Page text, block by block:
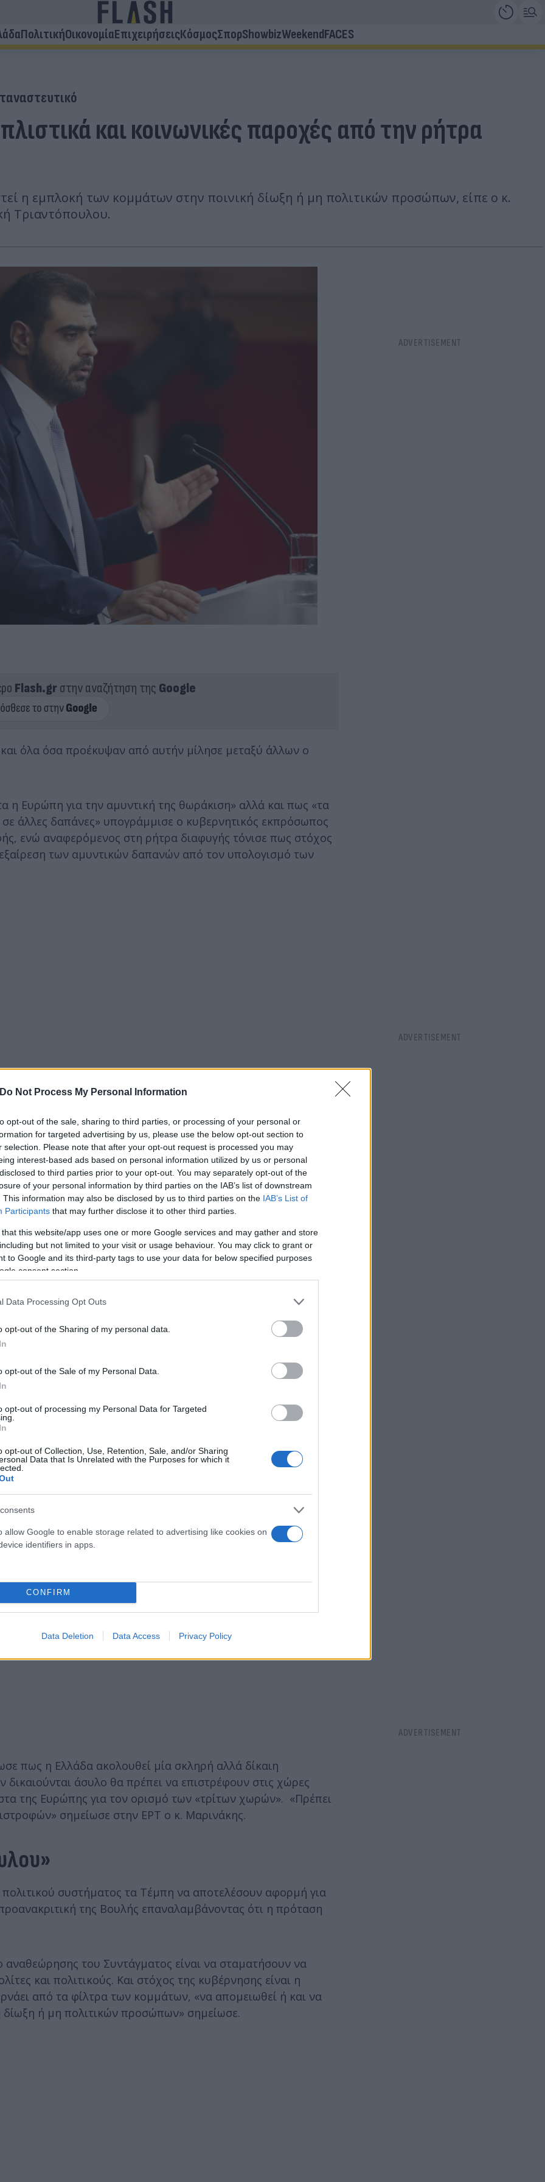
Do Not Process My Personal Information
opt-out of the sale, sharing to third parties, or processing of your personal or
for targeted advertising by us, please use the below opt-out section to
selection. Please note that after your opt-out request is processed you may
interest-based ads based on personal information utilized by us or personal
to third parties prior to your opt-out. You may separately opt-out of the
of your personal information by third parties on the IAB’s list of downstream
This information may also be disclosed by us to third parties on the IAB’s List of
Participants that may further disclose it to other third parties.
that this website/app uses one or more Google services and may gather and store
but not limited to your visit or usage behaviour. You may click to grant or
to Google and its third-party tags to use your data for below specified purposes
consent section.
Data Processing Opt Outs
opt-out of the Sharing of my personal data.
opt-out of the Sale of my Personal Data.
opt-out of processing my Personal Data for Targeted
opt-out of Collection, Use, Retention, Sale, and/or Sharing
Data that Is Unrelated with the Purposes for which it
allow Google to enable storage related to advertising like cookies on
identifiers in apps.
CONFIRM
Data Deletion Data Access Privacy Policy
ΠολιτικήΟικονομίαΕπιχειρήσειςΚόσμοςΣπορShowbizWeekendFACES
και κοινωνικές παροχές από την ρήτρα
η εμπλοκή των κομμάτων στην ποινική δίωξη ή μη πολιτικών προσώπων, είπε ο κ.
Τριαντόπουλου.
Flash.grστην αναζήτηση της Google
όλα όσα προέκυψαν από αυτήν μίλησε μεταξύ άλλων ο
η Ευρώπη για την αμυντική της θωράκιση» αλλά και πως «τα
άλλες δαπάνες» υπογράμμισε ο κυβερνητικός εκπρόσωπος
ενώ αναφερόμενος στη ρήτρα διαφυγής τόνισε πως στόχος
των αμυντικών δαπανών από τον υπολογισμό των
ενδεχόμενο η Ελλάδα θα δαπανήσει και παραπάνω
την Παιδεία, στον σιδηρόδρομο και γενικότερα στην
χαρακτηριστικά, οι οποίες θα γίνουν πράξη από την
αλλά και από την αντιμετώπιση της φοροδιαφυγής,
στους ένστολους κλπ
πως η Ελλάδα ακολουθεί μία σκληρή αλλά δίκαιη
δικαιούνται άσυλο θα πρέπει να επιστρέφουν στις χώρες
της Ευρώπης για τον ορισμό των «τρίτων χωρών». «Πρέπει
σημείωσε στην ΕΡΤ ο κ. Μαρινάκης.
συστήματος τα Τέμπη να αποτελέσουν αφορμή για
της Βουλής επαναλαμβάνοντας ότι η πρόταση
του Συντάγματος είναι να σταματήσουν να
και πολιτικούς. Και στόχος της κυβέρνησης είναι η
από τα φίλτρα των κομμάτων, «να απομειωθεί ή και να
ή μη πολιτικών προσώπων» σημείωσε.